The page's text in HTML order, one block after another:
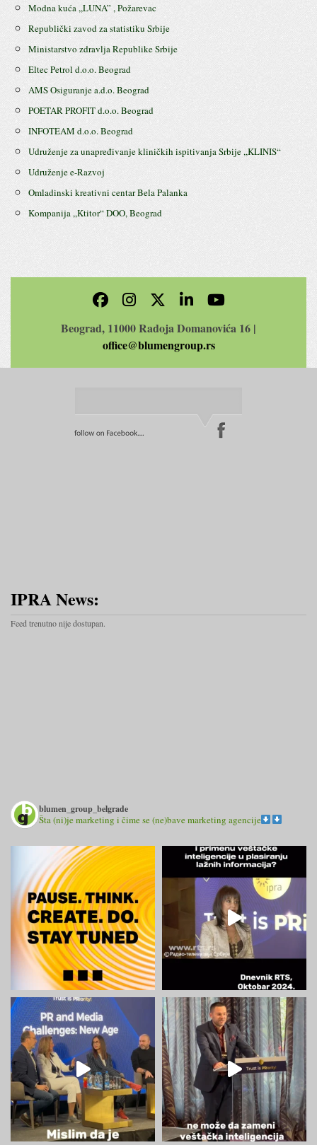
Modna kuća ,,LUNA” , Požarevac
Republički zavod za statistiku Srbije
Ministarstvo zdravlja Republike Srbije
Eltec Petrol d.o.o. Beograd
AMS Osiguranje a.d.o. Beograd
POETAR PROFIT d.o.o. Beograd
INFOTEAM d.o.o. Beograd
Udruženje za unapređivanje kliničkih ispitivanja Srbije ,,KLINIS“
Udruženje e-Razvoj
Omladinski kreativni centar Bela Palanka
Kompanija ,,Ktitor“ DOO, Beograd
Beograd, 11000 Radoja Domanovića 16 |
office@blumengroup.rs
IPRA News:
Feed trenutno nije dostupan.
blumen_group_belgrade
Šta (ni)je marketing i čime se (ne)bave marketing agencije